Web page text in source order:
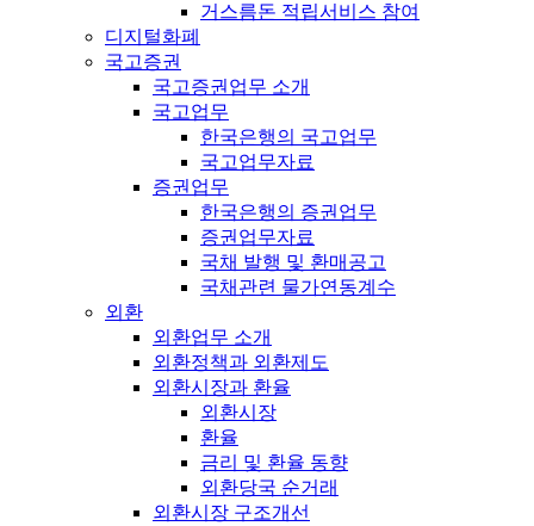
거스름돈 적립서비스 참여
디지털화폐
국고증권
국고증권업무 소개
국고업무
한국은행의 국고업무
국고업무자료
증권업무
한국은행의 증권업무
증권업무자료
국채 발행 및 환매공고
국채관련 물가연동계수
외환
외환업무 소개
외환정책과 외환제도
외환시장과 환율
외환시장
환율
금리 및 환율 동향
외환당국 순거래
외환시장 구조개선